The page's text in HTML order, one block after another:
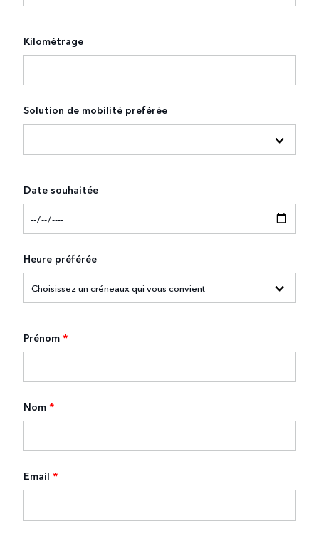
Kilométrage
Solution de mobilité preférée
Date souhaitée
Heure préférée
Prénom *
Nom *
Email *